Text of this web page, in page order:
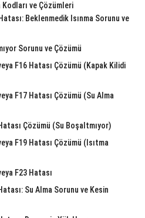
ve Çözümleri
Beklenmedik Isınma Sorunu ve
Sorunu ve Çözümü
F16 Hatası Çözümü (Kapak Kilidi
F17 Hatası Çözümü (Su Alma
Çözümü (Su Boşaltmıyor)
F19 Hatası Çözümü (Isıtma
F23 Hatası
Su Alma Sorunu ve Kesin